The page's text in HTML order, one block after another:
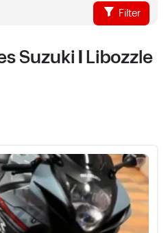
Filter
Suzuki | Libozzle